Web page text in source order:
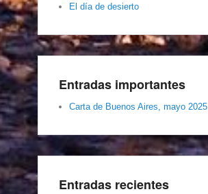
El día de desierto
Entradas importantes
Carta de Buenos Aires, mayo 2025
Entradas recientes